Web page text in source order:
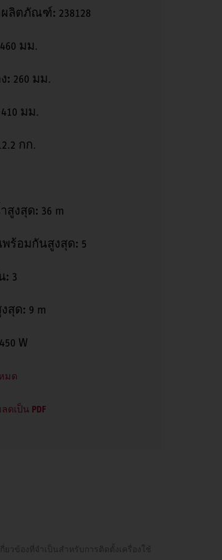
ผลิตภัณฑ์: 238128
460 มม.
: 260 มม.
410 มม.
กก.
สูงสุด: 36 m
ร้อมกันสูงสุด: 5
: 3
สุด: 9 m
450 W
มด
ดเป็น PDF
ข้องที่จำเป็นสำหรับการติดตั้งเครื่องใช้